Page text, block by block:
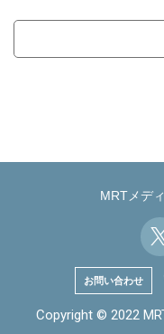
MRTメデ
お問い合わせ
Copyright © 2022